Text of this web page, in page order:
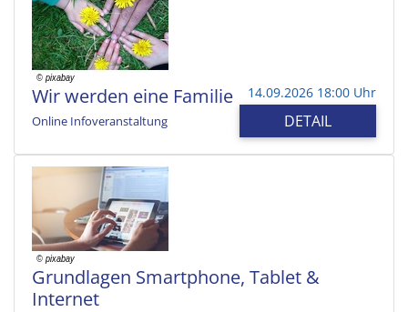
Wir werden eine Familie
Online Infoveranstaltung
14.09.2026 18:00 Uhr
DETAIL
Grundlagen Smartphone, Tablet &
Internet